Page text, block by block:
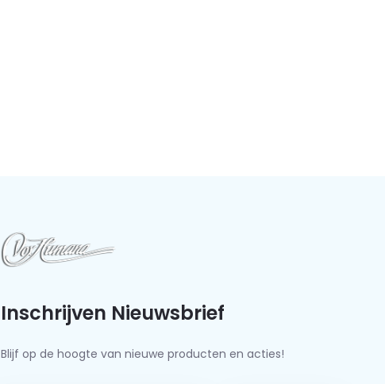
Inschrijven Nieuwsbrief
Blijf op de hoogte van nieuwe producten en acties!